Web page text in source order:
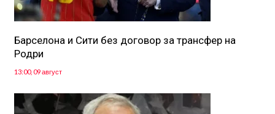
Барселона и Сити без договор за трансфер на
Родри
13:00, 09 август